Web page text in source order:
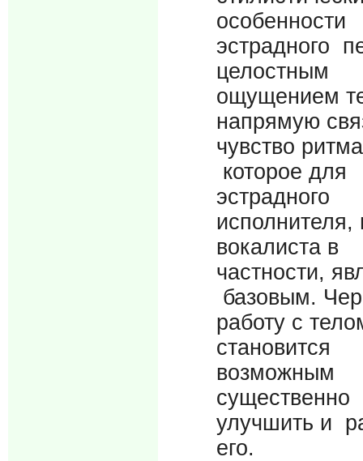
особенности
эстрадного
целостным
ощущением
напрямую
чувство
которое для
эстрадного
исполнителя,
вокалиста в
частности,
базовым.
работу с
становится
возможным
существенно
улучшить и
его.